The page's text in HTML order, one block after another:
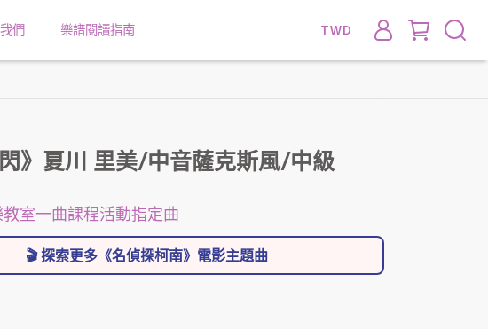
們 樂譜閱讀指南 TWD
閃》夏川 里美/中音薩克斯風/中級
室一曲課程活動指定曲
🎬 探索更多《名偵探柯南》電影主題曲